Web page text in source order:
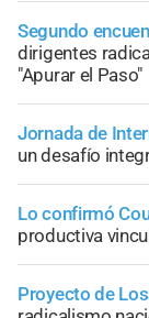
Segundo
dirigentes
"Apurar el Paso"
Jornada de
un desafío
Lo confirmó
productiva
Proyecto de